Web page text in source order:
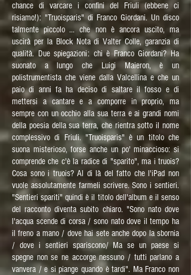
chance di varcare i confini del Friuli (ebbene ci
risiamo!): "Truoisparis" di Franco Giordani. Un disco
talmente piccolo ... che non è ancora uscito, ma
uscirà per la Block Nota di Valter Colle, garanzia di
qualità. Due spiegazioni: chi è Franco Giordani? Ha
suonato a lungo che Luigi Maieron, è un
polistrumentista che viene dalla Valcellina e che un
paio di anni fa ha deciso di saltare il fosso e di
mettersi a cantare e a comporre in proprio, ma
sempre con un occhio alla sua terra e ai grandi nomi
della poesia della sua terra, che rientra sotto il nome
complessivo di Friuli. "Truoisparis" è un titolo che
suona misterioso, forse anche un po' minaccioso: si
comprende che c'è la radice di "sparito", ma i truois?
Cosa sono i truois? Al di là del fatto che l'iPad non
vuole assolutamente farmeli scrivere. Sono i sentieri.
"Sentieri spariti" quindi è il titolo dell'album e il senso
del racconto diventa subito chiaro. "Sono nato dove
l'acqua scende di corsa / sono nato dove il tempo ha
il freno a mano / dove hai sete anche dopo la sbornia
/ dove i sentieri spariscono/ Ma se un paese si
spegne non se ne accorge nessuno / tutti parlano a
vanvera / e si piange quando è tardi". Ma Franco non